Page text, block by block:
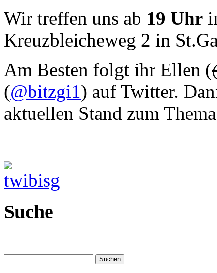
Wir treffen uns ab 19 Uhr
Kreuzbleicheweg 2 in
Am Besten folgt ihr Ellen (
(@bitzgi1) auf Twitter.
aktuellen Stand zum
Suche